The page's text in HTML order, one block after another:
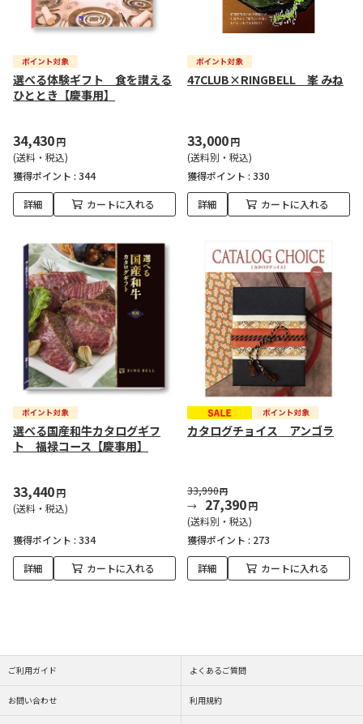
選べる体験ギフト 食を讃える
ひととき【慶事用】
34,430円
(送料・税込)
獲得ポイント : 344
詳細 カートに入れる
47CLUB×RINGBELL 峯 みね
33,000円
(送料別・税込)
獲得ポイント : 330
詳細 カートに入れる
選べる国産和牛カタログギフ
ト 福禄コース【慶事用】
33,440円
(送料・税込)
獲得ポイント : 334
詳細 カートに入れる
カタログチョイス アンゴラ
33,990円
27,390円
(送料別・税込)
獲得ポイント : 273
詳細 カートに入れる
ご利用ガイド よくあるご質問
お問い合わせ 利用規約